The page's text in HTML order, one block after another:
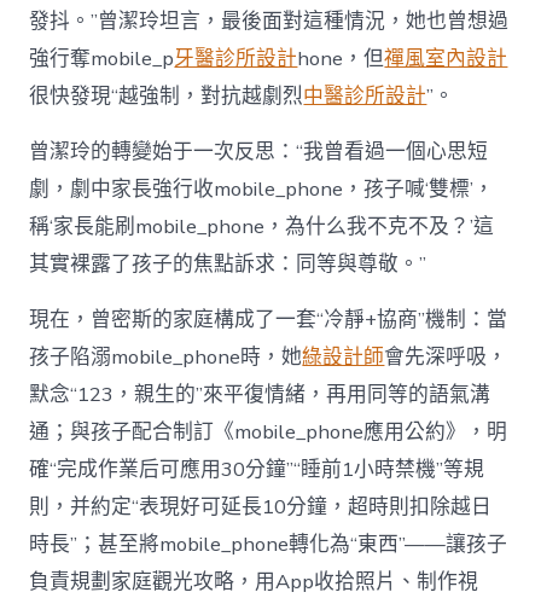
發抖。”曾潔玲坦言，最後面對這種情況，她也曾想過
強行奪mobile_p牙醫診所設計hone，但禪風室內設計
很快發現“越強制，對抗越劇烈中醫診所設計”。
曾潔玲的轉變始于一次反思：“我曾看過一個心思短
劇，劇中家長強行收mobile_phone，孩子喊‘雙標’，
稱‘家長能刷mobile_phone，為什么我不克不及？’這
其實裸露了孩子的焦點訴求：同等與尊敬。”
現在，曾密斯的家庭構成了一套“冷靜+協商”機制：當
孩子陷溺mobile_phone時，她綠設計師會先深呼吸，
默念“123，親生的”來平復情緒，再用同等的語氣溝
通；與孩子配合制訂《mobile_phone應用公約》，明
確“完成作業后可應用30分鐘”“睡前1小時禁機”等規
則，并約定“表現好可延長10分鐘，超時則扣除越日
時長”；甚至將mobile_phone轉化為“東西”——讓孩子
負責規劃家庭觀光攻略，用App收拾照片、制作視